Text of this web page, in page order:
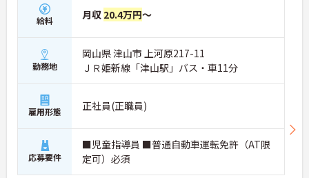
給料 月収 20.4万円～
勤務地
岡山県 津山市 上河原217-11
ＪＲ姫新線「津山駅」バス・車11分
雇用形態 正社員(正職員)
応募要件
■児童指導員 ■普通自動車運転免許（AT限
定可）必須